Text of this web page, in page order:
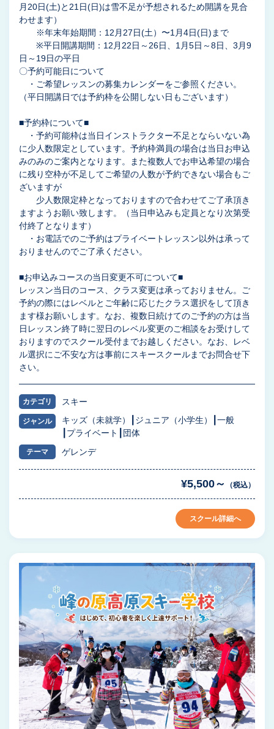
月20日(土)と21日(日)は雪不足が予想されるため開講を見合
わせます）
※年末年始期間：12月27日(土）〜1月4日(日)まで
※平日開講期間：12月22日～26日、1月5日～8日、3月9
日～19日の平日
〇予約可能日について
・ご希望レッスンの募集カレンダーをご参照ください。
（平日開講日では予約枠を公開しない日もございます）
■予約枠について■
・予約可能枠は当日インストラクター不足とならいない為
に少人数限定としています。予約枠満員の場合は当日お申込
みのみのご案内となります。また複数人でお申込希望の場合
に残り空枠が不足してご希望の人数が予約できない場合もご
ざいますが
少人数限定枠となっておりますので合わせてご了承頂き
ますようお願い致します。（当日申込みも定員となり次第受
付終了となります）
・お電話でのご予約はプライベートレッスン以外は承って
おりませんのでご了承ください。
■お申込みコースの当日変更不可について■
レッスン当日のコース、クラス変更は承っておりません。ご
予約の際にはレベルとご年齢に応じたクラス選択をして頂き
ます様お願いします。なお、複数日続けてのご予約の方は当
日レッスン終了時に翌日のレベル変更のご相談をお受けして
おりますのでスクール受付までお越しください。なお、レベ
ル選択にご不安な方は事前にスキースクールまでお問合せ下
さい。
カテゴリ スキー
ジャンル キッズ（未就学） ジュニア（小学生）
一般
プライベート
団体
テーマ ゲレンデ
¥5,500～ （税込）
スクール詳細へ